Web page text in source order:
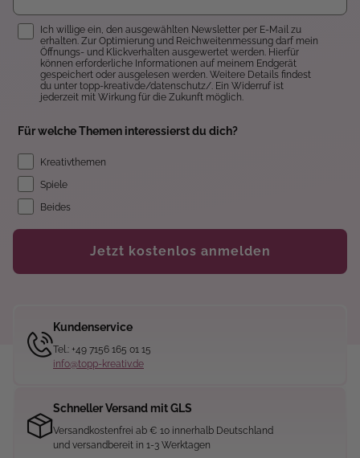
Einwilligung
Ich willige ein, den ausgewählten Newsletter per E-Mail zu
erhalten. Zur Optimierung und Reichweitenmessung darf mein
Öffnungs- und Klickverhalten ausgewertet werden. Hierfür
können erforderliche Informationen auf meinem Endgerät
gespeichert oder ausgelesen werden. Weitere Details findest
du unter topp-kreativ.de/datenschutz/. Ein Widerruf ist
jederzeit mit Wirkung für die Zukunft möglich.
Für welche Themen interessierst du dich?
Kreativthemen
Spiele
Beides
Jetzt kostenlos anmelden
Kundenservice
Tel.: +49 7156 165 01 15
info@topp-kreativ.de
Schneller Versand mit GLS
Versandkostenfrei ab € 10 innerhalb Deutschland
und versandbereit in 1-3 Werktagen